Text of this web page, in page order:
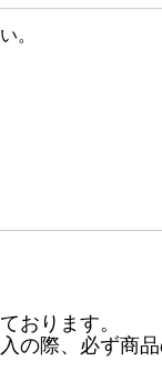
。
おります。
の際、必ず商